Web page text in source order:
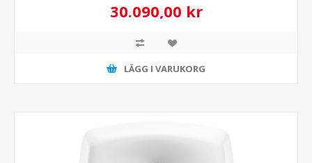
30.090,00 kr
LÄGG I VARUKORG